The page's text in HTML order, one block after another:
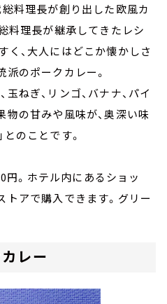
総料理長が創り出した欧風カ
料理長が継承してきたレシ
く、大人にはどこか懐かしさ
派のポークカレー。
ねぎ、リンゴ、バナナ、パイ
物の甘みや風味が、奥深い味
のことです。
円。ホテル内にあるショッ
トアで購入できます。グリー
レー